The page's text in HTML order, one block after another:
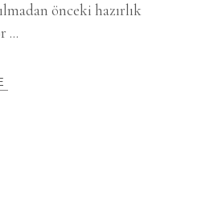
önceki hazırlık